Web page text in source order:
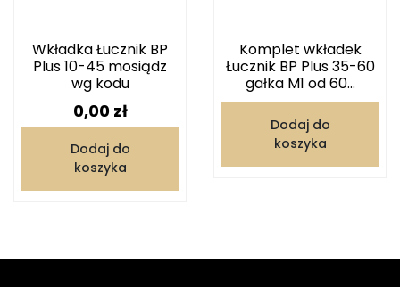
Wkładka Łucznik BP
Plus 10-45 mosiądz
wg kodu
Cena
0,00 zł
Dodaj do
koszyka
Komplet wkładek
Łucznik BP Plus 35-60
gałka M1 od 60...
Dodaj do
koszyka